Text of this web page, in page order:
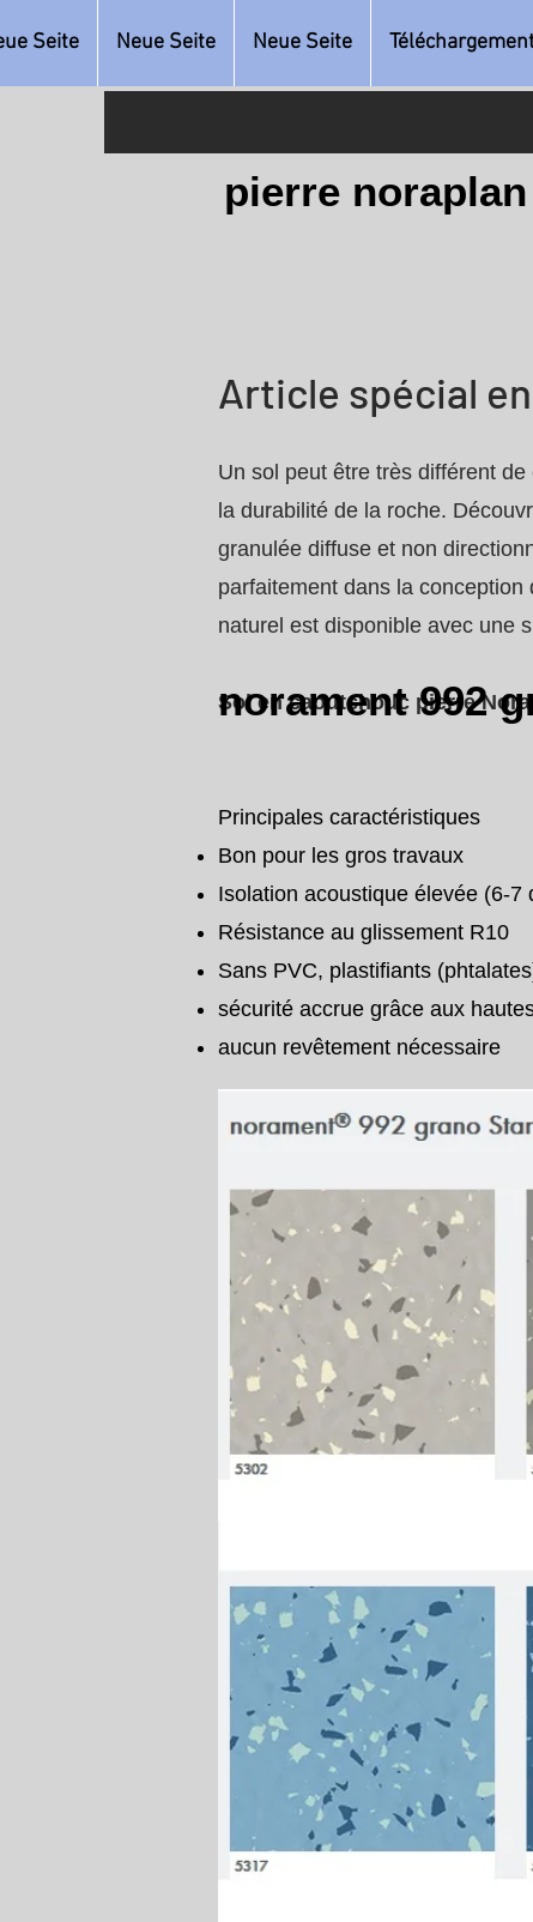
Seite Neue Seite Neue Seite
pierre noraplan
Article spécial
Un sol peut être très différent
la durabilité de la roche.
granulée diffuse et non
parfaitement dans la
naturel est disponible avec une
Sol en caoutchouc pierre
Principales caractéristiques
Bon pour les gros travaux
Isolation acoustique élevée (6-7
Résistance au glissement R10
Sans PVC, plastifiants
sécurité accrue grâce aux
aucun revêtement nécessaire
norament 992